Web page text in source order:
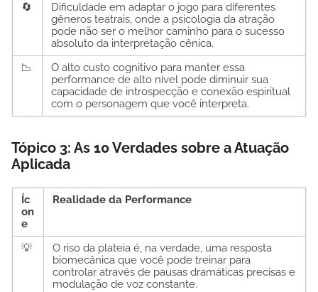
🔄
Dificuldade em adaptar o jogo para diferentes
gêneros teatrais, onde a psicologia da atração
pode não ser o melhor caminho para o sucesso
absoluto da interpretação cênica.
📉
O alto custo cognitivo para manter essa
performance de alto nível pode diminuir sua
capacidade de introspecção e conexão espiritual
com o personagem que você interpreta.
Tópico 3: As 10 Verdades sobre a Atuação
Aplicada
Íc
on
e
Realidade da Performance
💡
O riso da plateia é, na verdade, uma resposta
biomecânica que você pode treinar para
controlar através de pausas dramáticas precisas e
modulação de voz constante.